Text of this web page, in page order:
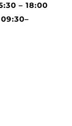
– 18:00